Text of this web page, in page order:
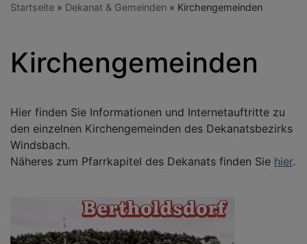
Startseite Dekanat & Gemeinden Kirchengemeinden
Kirchengemeinden
Hier finden Sie Informationen und Internetauftritte zu
den einzelnen Kirchengemeinden des Dekanatsbezirks
Windsbach.
Näheres zum Pfarrkapitel des Dekanats finden Sie hier.